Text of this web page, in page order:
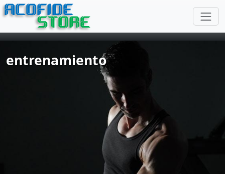
ACOFIDE
STORE
entrenamiento